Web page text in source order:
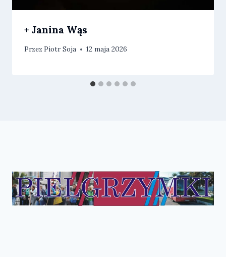
+ Janina Wąs
Przez Piotr Soja 12 maja 2026